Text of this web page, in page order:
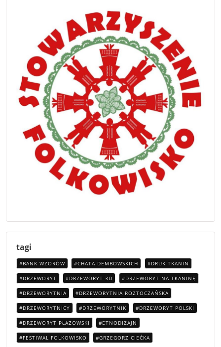
tagi
BANK WZORÓW CHATA DEMBOWSKICH DRUK TKANIN
DRZEWORYT DRZEWORYT 3D DRZEWORYT NA TKANINĘ
DRZEWORYTNIA DRZEWORYTNIA ROZTOCZAŃSKA
DRZEWORYTNICY DRZEWORYTNIK DRZEWORYT POLSKI
DRZEWORYT PŁAZOWSKI ETNODIZAJN
FESTIWAL FOLKOWISKO GRZEGORZ CIEĆKA